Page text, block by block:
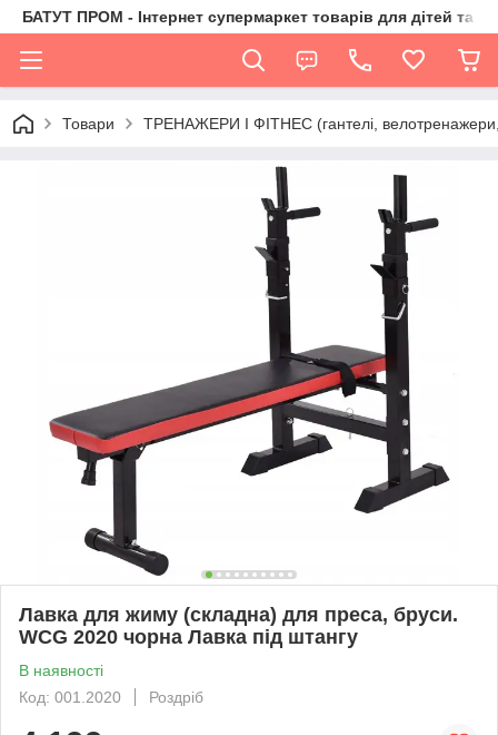
БАТУТ ПРОМ - Інтернет супермаркет товарів для дітей та їх
Товари ТРЕНАЖЕРИ І ФІТНЕС (гантелі, велотренажери,
Лавка для жиму (складна) для преса, бруси.
WCG 2020 чорна Лавка під штангу
В наявності
Код: 001.2020
Роздріб